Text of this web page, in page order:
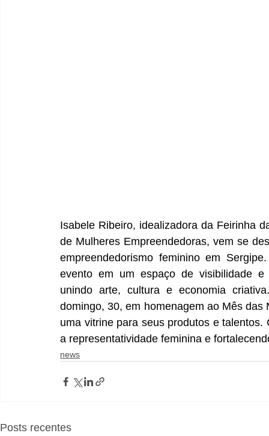
Isabele Ribeiro, idealizadora da Feirinha
de Mulheres Empreendedoras, vem se
empreendedorismo feminino em
evento em um espaço de visibilidade e
unindo arte, cultura e economia
domingo, 30, em homenagem ao Mês
uma vitrine para seus produtos e
a representatividade feminina e
news
Posts recentes